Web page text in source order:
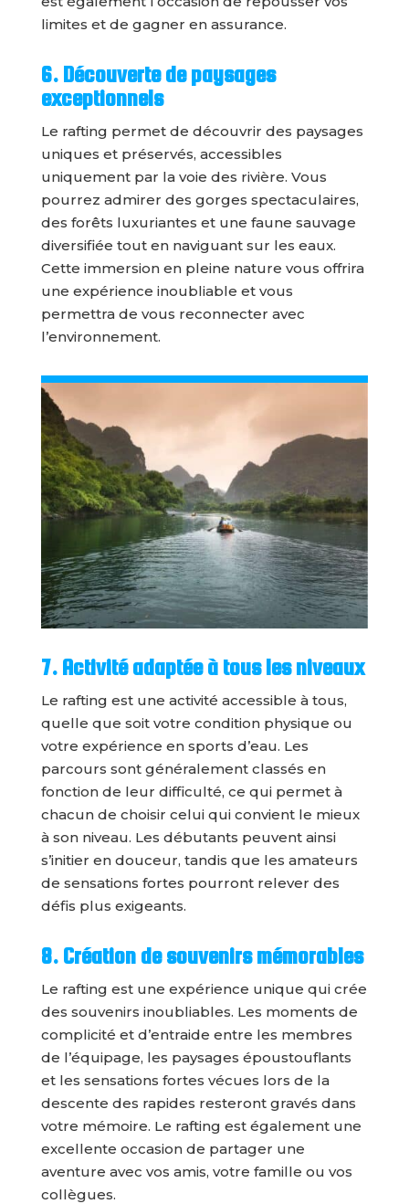
limites et de gagner en assurance.
6. Découverte de paysages
exceptionnels
Le rafting permet de découvrir des paysages
uniques et préservés, accessibles
uniquement par la voie des rivière. Vous
pourrez admirer des gorges spectaculaires,
des forêts luxuriantes et une faune sauvage
diversifiée tout en naviguant sur les eaux.
Cette immersion en pleine nature vous offrira
une expérience inoubliable et vous
permettra de vous reconnecter avec
l’environnement.
7. Activité adaptée à tous les niveaux
Le rafting est une activité accessible à tous,
quelle que soit votre condition physique ou
votre expérience en sports d’eau. Les
parcours sont généralement classés en
fonction de leur difficulté, ce qui permet à
chacun de choisir celui qui convient le mieux
à son niveau. Les débutants peuvent ainsi
s’initier en douceur, tandis que les amateurs
de sensations fortes pourront relever des
défis plus exigeants.
8. Création de souvenirs mémorables
Le rafting est une expérience unique qui crée
des souvenirs inoubliables. Les moments de
complicité et d’entraide entre les membres
de l’équipage, les paysages époustouflants
et les sensations fortes vécues lors de la
descente des rapides resteront gravés dans
votre mémoire. Le rafting est également une
excellente occasion de partager une
aventure avec vos amis, votre famille ou vos
collègues.